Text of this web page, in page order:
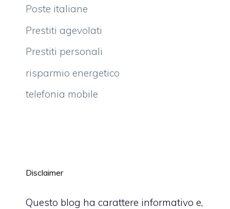
Poste italiane
Prestiti agevolati
Prestiti personali
risparmio energetico
telefonia mobile
Disclaimer
Questo blog ha carattere informativo e,